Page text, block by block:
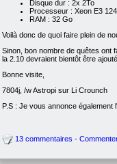
Disque dur : 2x 2To
Processeur : Xeon E3
RAM : 32 Go
Voilà donc de quoi faire plein de
Sinon, bon nombre de quêtes ont
la 2.10 devraient bientôt être
Bonne visite,
7804j, /w Astropi sur Li Crounch
P.S : Je vous annonce
13 commentaires -